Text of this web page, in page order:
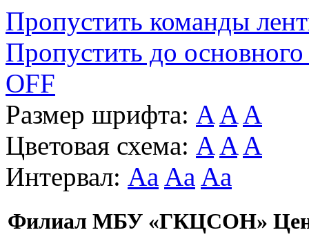
Пропустить команды
Пропустить до основного
OFF
Размер шрифта: A A A
Цветовая схема: A A A
Интервал: Aa Aa Aa
Филиал МБУ «ГКЦСОН»